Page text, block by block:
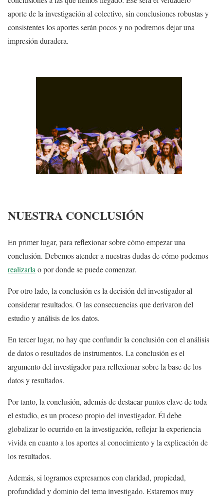
aporte de la investigación al colectivo, sin conclusiones robustas y
consistentes los aportes serán pocos y no podremos dejar una
impresión duradera.
NUESTRA CONCLUSIÓN
En primer lugar, para reflexionar sobre cómo empezar una
conclusión. Debemos atender a nuestras dudas de cómo podemos
realizarlao por donde se puede comenzar.
Por otro lado, la conclusión es la decisión del investigador al
considerar resultados. O las consecuencias que derivaron del
estudio y análisis de los datos.
En tercer lugar, no hay que confundir la conclusión con el análisis
de datos o resultados de instrumentos. La conclusión es el
argumento del investigador para reflexionar sobre la base de los
datos y resultados.
Por tanto, la conclusión, además de destacar puntos clave de toda
el estudio, es un proceso propio del investigador. Él debe
globalizar lo ocurrido en la investigación, reflejar la experiencia
vivida en cuanto a los aportes al conocimiento y la explicación de
los resultados.
Además, si logramos expresarnos con claridad, propiedad,
profundidad y dominio del tema investigado. Estaremos muy